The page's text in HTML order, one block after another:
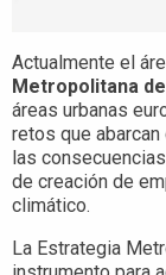
Actualmente el
Metropolitana
áreas urbanas
retos que
las
de creación de
climático.
La Estrategia